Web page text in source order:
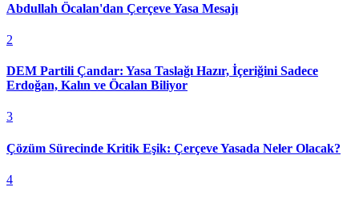
Abdullah Öcalan'dan Çerçeve Yasa Mesajı
2
DEM Partili Çandar: Yasa Taslağı Hazır, İçeriğini Sadece
Erdoğan, Kalın ve Öcalan Biliyor
3
Çözüm Sürecinde Kritik Eşik: Çerçeve Yasada Neler Olacak?
4